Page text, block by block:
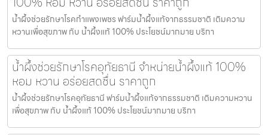
น้ำผึ้งช่วยรักษาโรคกำแพงเพชร ฟาร์มน้ำผึ้งแท้จากธรรมชาติ เติมความ
หวานเพื่อสุขภาพ กับ น้ำผึ้งแท้ 100% ประโยชน์มากมาย บริกา
น้ำผึ้งช่วยรักษาโรคอุทัยธานี จำหน่ายน้ำผึ้งแท้ 100%
หอม หวาน อร่อยสดชื่น ราคาถูก
น้ำผึ้งช่วยรักษาโรคอุทัยธานี ฟาร์มน้ำผึ้งแท้จากธรรมชาติ เติมความหวาน
เพื่อสุขภาพ กับ น้ำผึ้งแท้ 100% ประโยชน์มากมาย บริกา